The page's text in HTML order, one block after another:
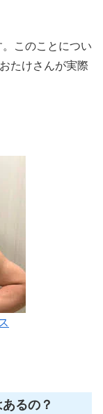
このことについ
たけさんが実際
るの？